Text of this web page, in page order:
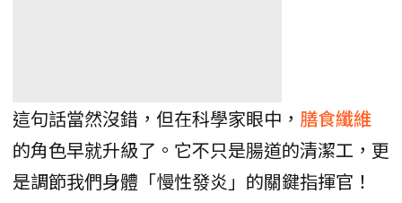
這句話當然沒錯，但在科學家眼中， 膳食纖維
的角色早就升級了。它不只是腸道的清潔工，更
是調節我們身體「慢性發炎」的關鍵指揮官！